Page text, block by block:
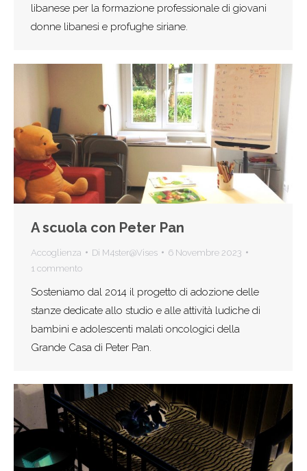
libanese per la formazione professionale di giovani
donne libanesi e profughe siriane.
A scuola con Peter Pan
Accoglienza Di M4ster@Vises
6 Novembre 2023
1 commento
Sosteniamo dal 2014 il progetto di adozione delle
stanze dedicate allo studio e alle attività ludiche di
bambini e adolescenti malati oncologici della
Grande Casa di Peter Pan.